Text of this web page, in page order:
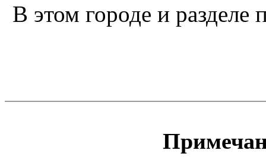
В этом городе и разделе